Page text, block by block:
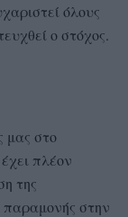
όλους
ο στόχος.
μας στο
πλέον
της
παραμονής στην